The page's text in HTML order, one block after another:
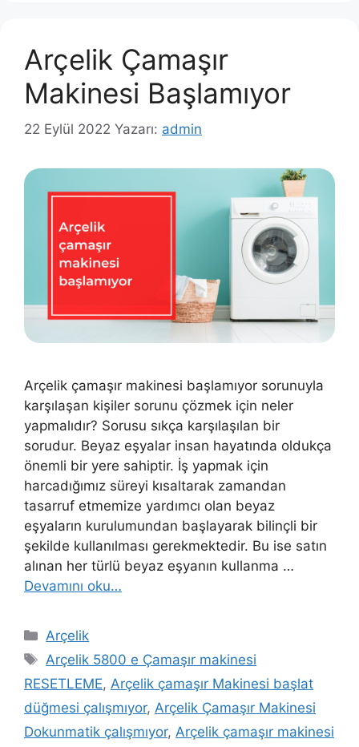
Arçelik Çamaşır
Makinesi Başlamıyor
22 Eylül 2022 Yazarı: admin
Arçelik çamaşır makinesi başlamıyor sorunuyla
karşılaşan kişiler sorunu çözmek için neler
yapmalıdır? Sorusu sıkça karşılaşılan bir
sorudur. Beyaz eşyalar insan hayatında oldukça
önemli bir yere sahiptir. İş yapmak için
harcadığımız süreyi kısaltarak zamandan
tasarruf etmemize yardımcı olan beyaz
eşyaların kurulumundan başlayarak bilinçli bir
şekilde kullanılması gerekmektedir. Bu ise satın
alınan her türlü beyaz eşyanın kullanma …
Devamını oku…
Kategoriler
Arçelik
Etiketler
Arçelik 5800 e Çamaşır makinesi
RESETLEME, Arçelik çamaşır Makinesi başlat
düğmesi çalışmıyor, Arçelik Çamaşır Makinesi
Dokunmatik çalışmıyor, Arçelik çamaşır makinesi